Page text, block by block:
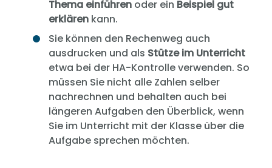
Thema einführen oder ein Beispiel gut
erklären kann.
Sie können den Rechenweg auch
ausdrucken und als Stütze im Unterricht
etwa bei der HA-Kontrolle verwenden. So
müssen Sie nicht alle Zahlen selber
nachrechnen und behalten auch bei
längeren Aufgaben den Überblick, wenn
Sie im Unterricht mit der Klasse über die
Aufgabe sprechen möchten.